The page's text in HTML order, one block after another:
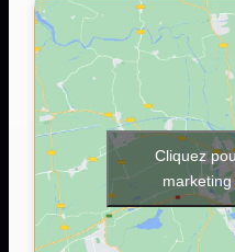
Cliquez